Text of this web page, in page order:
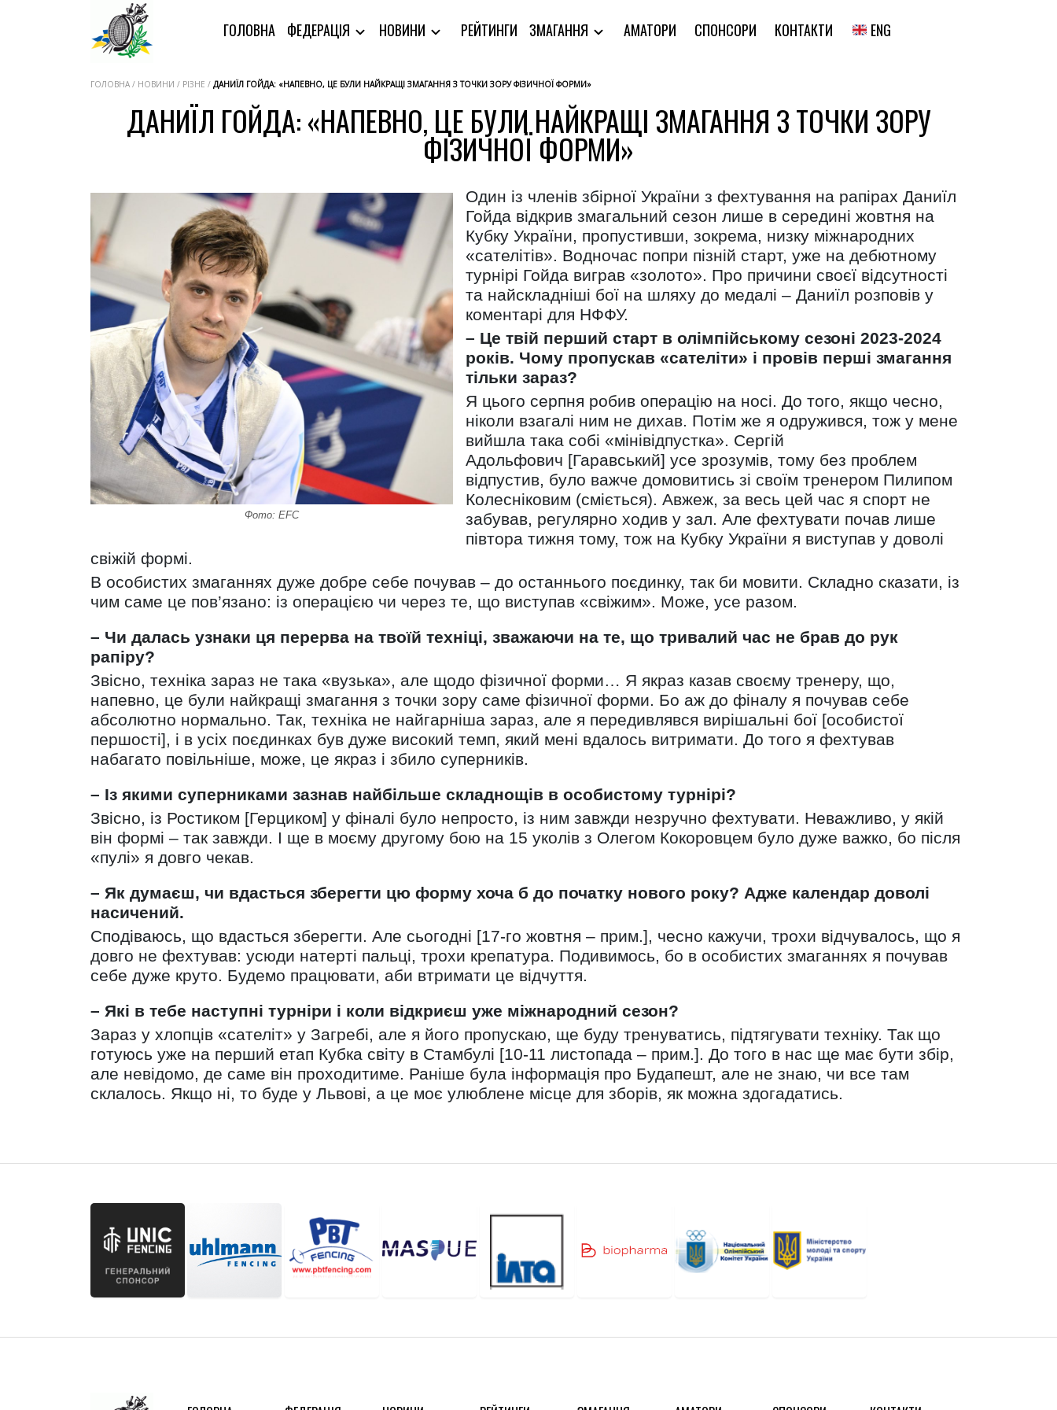
ГОЛОВНА ФЕДЕРАЦІЯ НОВИНИ РЕЙТИНГИ ЗМАГАННЯ АМАТОРИ СПОНСОРИ КОНТАКТИ ENG
ГОЛОВНА / НОВИНИ / РІЗНЕ / ДАНИЇЛ ГОЙДА: «НАПЕВНО, ЦЕ БУЛИ НАЙКРАЩІ ЗМАГАННЯ З ТОЧКИ ЗОРУ ФІЗИЧНОЇ ФОРМИ»
ДАНИЇЛ ГОЙДА: «НАПЕВНО, ЦЕ БУЛИ НАЙКРАЩІ ЗМАГАННЯ З ТОЧКИ ЗОРУ
ФІЗИЧНОЇ ФОРМИ»
Фото: EFC
Один із членів збірної України з фехтування на рапірах Даниїл
Гойда відкрив змагальний сезон лише в середині жовтня на
Кубку України, пропустивши, зокрема, низку міжнародних
«сателітів». Водночас попри пізній старт, уже на дебютному
турнірі Гойда виграв «золото». Про причини своєї відсутності
та найскладніші бої на шляху до медалі – Даниїл розповів у
коментарі для НФФУ.
– Це твій перший старт в олімпійському сезоні 2023-2024
років. Чому пропускав «сателіти» і провів перші змагання
тільки зараз?
Я цього серпня робив операцію на носі. До того, якщо чесно,
ніколи взагалі ним не дихав. Потім же я одружився, тож у мене
вийшла така собі «мінівідпустка». Сергій
Адольфович [Гаравський] усе зрозумів, тому без проблем
відпустив, було важче домовитись зі своїм тренером Пилипом
Колесніковим (сміється). Авжеж, за весь цей час я спорт не
забував, регулярно ходив у зал. Але фехтувати почав лише
півтора тижня тому, тож на Кубку України я виступав у доволі
свіжій формі.
В особистих змаганнях дуже добре себе почував – до останнього поєдинку, так би мовити. Складно сказати, із
чим саме це пов’язано: із операцією чи через те, що виступав «свіжим». Може, усе разом.
– Чи далась узнаки ця перерва на твоїй техніці, зважаючи на те, що тривалий час не брав до рук
рапіру?
Звісно, техніка зараз не така «вузька», але щодо фізичної форми… Я якраз казав своєму тренеру, що,
напевно, це були найкращі змагання з точки зору саме фізичної форми. Бо аж до фіналу я почував себе
абсолютно нормально. Так, техніка не найгарніша зараз, але я передивлявся вирішальні бої [особистої
першості], і в усіх поєдинках був дуже високий темп, який мені вдалось витримати. До того я фехтував
набагато повільніше, може, це якраз і збило суперників.
– Із якими суперниками зазнав найбільше складнощів в особистому турнірі?
Звісно, із Ростиком [Герциком] у фіналі було непросто, із ним завжди незручно фехтувати. Неважливо, у якій
він формі – так завжди. І ще в моєму другому бою на 15 уколів з Олегом Кокоровцем було дуже важко, бо після
«пулі» я довго чекав.
– Як думаєш, чи вдасться зберегти цю форму хоча б до початку нового року? Адже календар доволі
насичений.
Сподіваюсь, що вдасться зберегти. Але сьогодні [17-го жовтня – прим.], чесно кажучи, трохи відчувалось, що я
довго не фехтував: усюди натерті пальці, трохи крепатура. Подивимось, бо в особистих змаганнях я почував
себе дуже круто. Будемо працювати, аби втримати це відчуття.
– Які в тебе наступні турніри і коли відкриєш уже міжнародний сезон?
Зараз у хлопців «сателіт» у Загребі, але я його пропускаю, ще буду тренуватись, підтягувати техніку. Так що
готуюсь уже на перший етап Кубка світу в Стамбулі [10-11 листопада – прим.]. До того в нас ще має бути збір,
але невідомо, де саме він проходитиме. Раніше була інформація про Будапешт, але не знаю, чи все там
склалось. Якщо ні, то буде у Львові, а це моє улюблене місце для зборів, як можна здогадатись.